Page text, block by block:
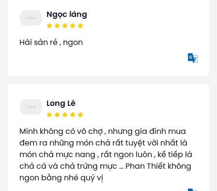
Ngọc láng
Hải sản rẻ , ngon
Long Lê
Mình không có vô chợ , nhưng gia đình mua
đem ra những món chả rất tuyệt vời nhất là
món chả mực nang , rất ngon luôn , kế tiếp là
chả cá và chả trứng mực ... Phan Thiết không
ngon bằng nhé quý vị